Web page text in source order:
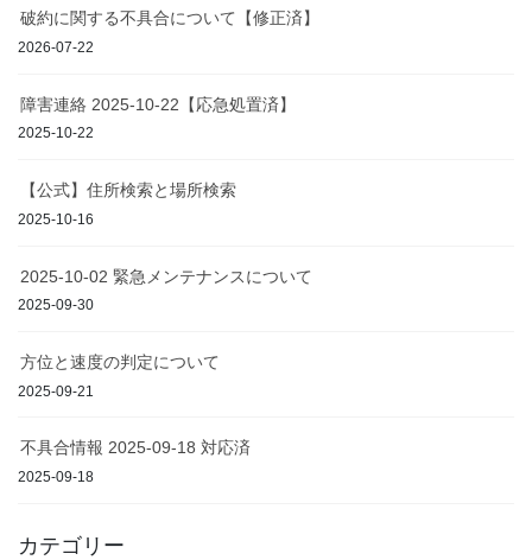
破約に関する不具合について【修正済】
2026-07-22
障害連絡 2025-10-22【応急処置済】
2025-10-22
【公式】住所検索と場所検索
2025-10-16
2025-10-02 緊急メンテナンスについて
2025-09-30
方位と速度の判定について
2025-09-21
不具合情報 2025-09-18 対応済
2025-09-18
カテゴリー